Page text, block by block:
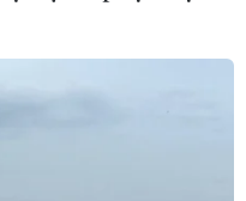
quản lý và thực tiễn